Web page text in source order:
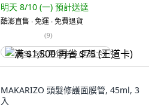
明天 8/10 (一) 預計送達
酷澎直售 ∙ 免運 ∙ 免費退貨
(9)
满 $1,500 再省 $75 (王道卡)
MAKARIZO 頭髮修護面膜管, 45ml, 3
入